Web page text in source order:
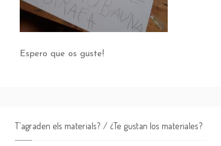
Espero que os guste!
T’agraden els materials? / ¿Te gustan los materiales?